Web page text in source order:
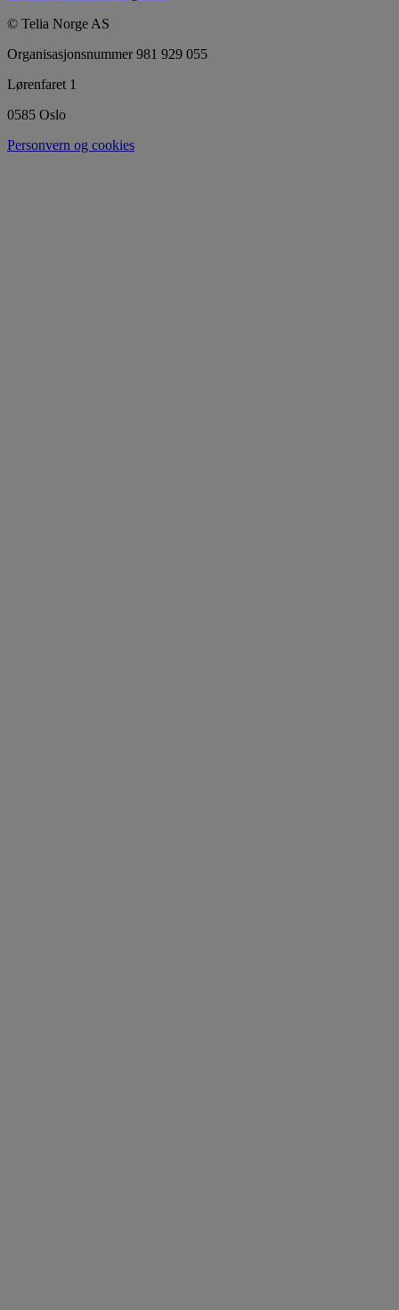
© Telia Norge AS
Organisasjonsnummer 981 929 055
Lørenfaret 1
0585 Oslo
Personvern og cookies